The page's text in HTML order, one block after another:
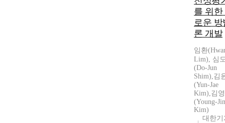
를 위한
로운 방
론 개발
임환
Lim), 심
(Do-Jun
Shim),김
(Yun-Jae
Kim),김
(Young-Jin
Kim)
대한기